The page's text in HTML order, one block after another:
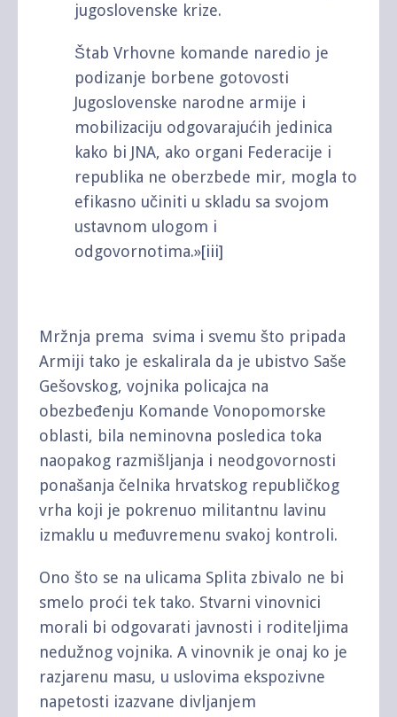
jugoslovenske krize.
Štab Vrhovne komande naredio je
podizanje borbene gotovosti
Jugoslovenske narodne armije i
mobilizaciju odgovarajućih jedinica
kako bi JNA, ako organi Federacije i
republika ne oberzbede mir, mogla to
efikasno učiniti u skladu sa svojom
ustavnom ulogom i
odgovornotima.»[iii]
Mržnja prema svima i svemu što pripada
Armiji tako je eskalirala da je ubistvo Saše
Gešovskog, vojnika policajca na
obezbeđenju Komande Vonopomorske
oblasti, bila neminovna posledica toka
naopakog razmišljanja i neodgovornosti
ponašanja čelnika hrvatskog republičkog
vrha koji je pokrenuo militantnu lavinu
izmaklu u međuvremenu svakoj kontroli.
Ono što se na ulicama Splita zbivalo ne bi
smelo proći tek tako. Stvarni vinovnici
morali bi odgovarati javnosti i roditeljima
nedužnog vojnika. A vinovnik je onaj ko je
razjarenu masu, u uslovima ekspozivne
napetosti izazvane divljanjem